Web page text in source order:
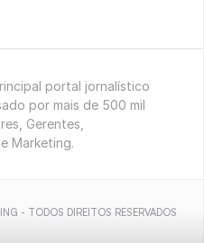
portal jornalístico
por mais de 500 mil
Gerentes,
Marketing.
- TODOS DIREITOS RESERVADOS